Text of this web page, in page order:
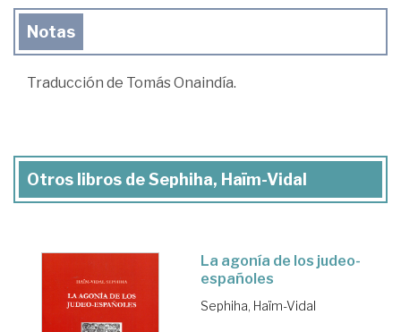
Notas
Traducción de Tomás Onaindía.
Otros libros de Sephiha, Haïm-Vidal
La agonía de los judeo-
españoles
Sephiha, Haïm-Vidal